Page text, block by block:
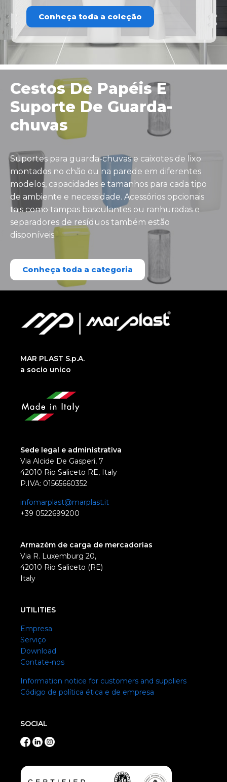
Conheça toda a coleção
Cestos De Papéis E
Suporte De Guarda-
chuvas
Suportes para guarda-chuvas e caixotes de lixo
montados no chão ou na parede em diferentes
modelos, capacidades e tamanhos para cada tipo
de ambiente e necessidade. Acessórios opcionais
tais como tampas basculantes ou ranhuradas e
separadores de resíduos também estão
disponíveis.
Conheça toda a categoria
MAR PLAST S.p.A.
a socio unico
Sede legal e administrativa
Via Alcide De Gasperi, 7
42010 Rio Saliceto RE, Italy
P.IVA: 01565660352
infomarplast@marplast.it
+39 0522699200
Armazém de carga de mercadorias
Via R. Luxemburg 20,
42010 Rio Saliceto (RE)
Italy
UTILITIES
Empresa
Serviço
Download
Contate-nos
Information notice for customers and suppliers
Código de política ética e de empresa
SOCIAL